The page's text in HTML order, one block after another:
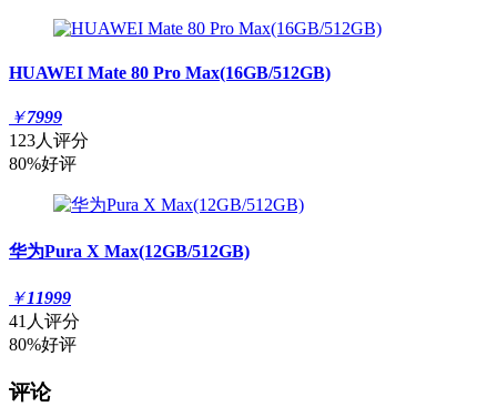
HUAWEI Mate 80 Pro Max(16GB/512GB)
￥7999
123人评分
80%好评
华为Pura X Max(12GB/512GB)
￥11999
41人评分
80%好评
评论